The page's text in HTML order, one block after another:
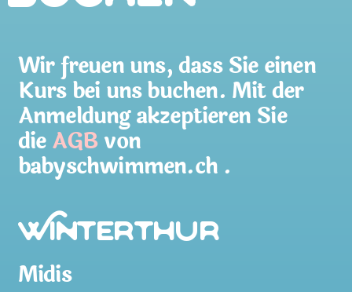
Wir freuen uns, dass Sie einen
Kurs bei uns buchen. Mit der
Anmeldung akzeptieren Sie
dieAGBvon
babyschwimmen.ch .
Winterthur
Midis